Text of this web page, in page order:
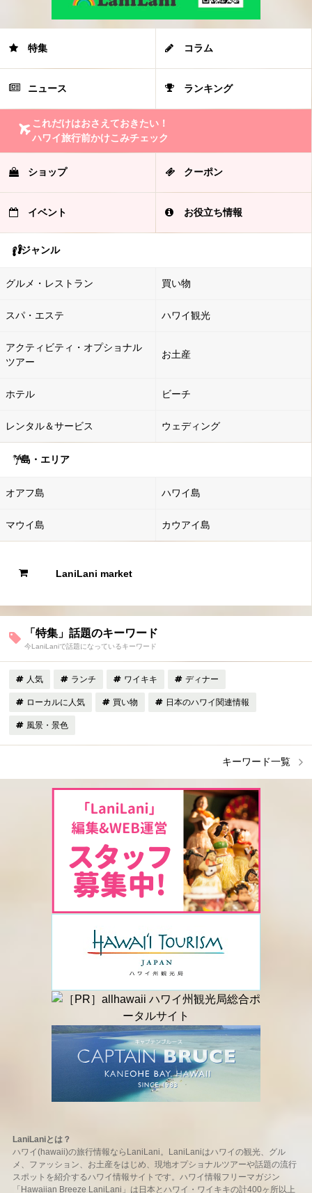
特集 コラム
ニュース ランキング
これだけはおさえておきたい！
ハワイ旅行前かけこみチェック
ショップ クーポン
イベント お役立ち情報
ジャンル
グルメ・レストラン 買い物
スパ・エステ ハワイ観光
アクティビティ・オプショナル
ツアー
お土産
ホテル ビーチ
レンタル＆サービス ウェディング
島・エリア
オアフ島 ハワイ島
マウイ島 カウアイ島
LaniLani market
「特集」話題のキーワード
今LaniLaniで話題になっているキーワード
人気 ランチ ワイキキ ディナー
ローカルに人気 買い物 日本のハワイ関連情報
風景・景色
キーワード一覧
LaniLaniとは？
ハワイ(hawaii)の旅行情報ならLaniLani。LaniLaniはハワイの観光、グル
メ、ファッション、お土産をはじめ、現地オプショナルツアーや話題の流行
スポットを紹介するハワイ情報サイトです。ハワイ情報フリーマガジン
「Hawaiian Breeze LaniLani」は日本とハワイ・ワイキキの計400ヶ所以上